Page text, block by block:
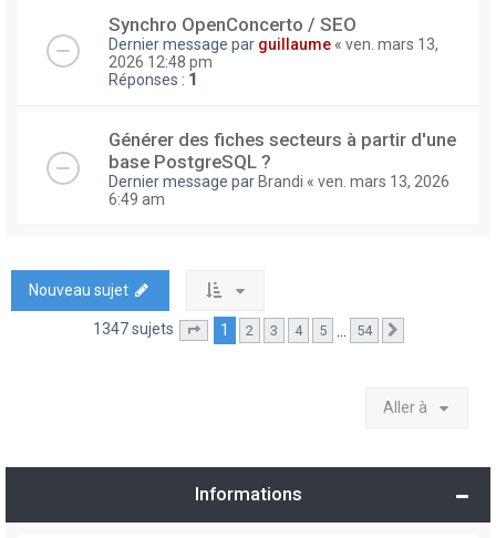
Synchro OpenConcerto / SEO
Dernier message par guillaume « ven. mars 13,
2026 12:48 pm
Réponses : 1
Générer des fiches secteurs à partir d'une
base PostgreSQL ?
Dernier message par Brandi « ven. mars 13, 2026
6:49 am
Nouveau sujet
1347 sujets Page sur54
1 2 3 4 5 54
Aller à
Informations